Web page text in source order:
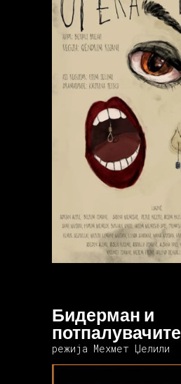
Бидерман и
потпалувачите
режија Мехмет Џелили